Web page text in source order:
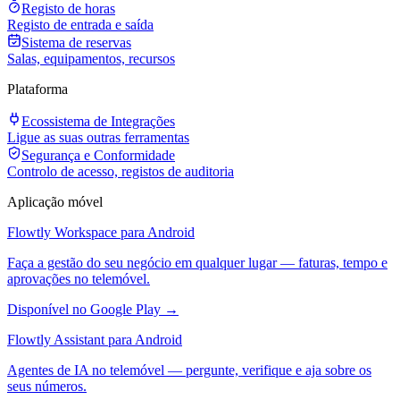
Registo de horas
Registo de entrada e saída
Sistema de reservas
Salas, equipamentos, recursos
Plataforma
Ecossistema de Integrações
Ligue as suas outras ferramentas
Segurança e Conformidade
Controlo de acesso, registos de auditoria
Aplicação móvel
Flowtly Workspace para Android
Faça a gestão do seu negócio em qualquer lugar — faturas, tempo e
aprovações no telemóvel.
Disponível no Google Play →
Flowtly Assistant para Android
Agentes de IA no telemóvel — pergunte, verifique e aja sobre os
seus números.